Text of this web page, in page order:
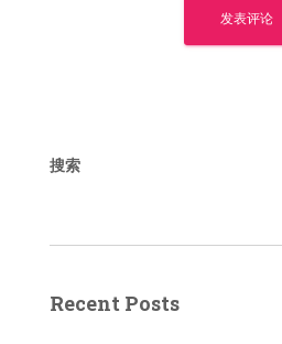
搜索
Recent Posts